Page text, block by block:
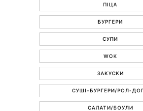
ПІЦА
БУРГЕРИ
СУПИ
WOK
ЗАКУСКИ
СУШІ-БУРГЕРИ/РОЛ-
САЛАТИ/БОУЛИ